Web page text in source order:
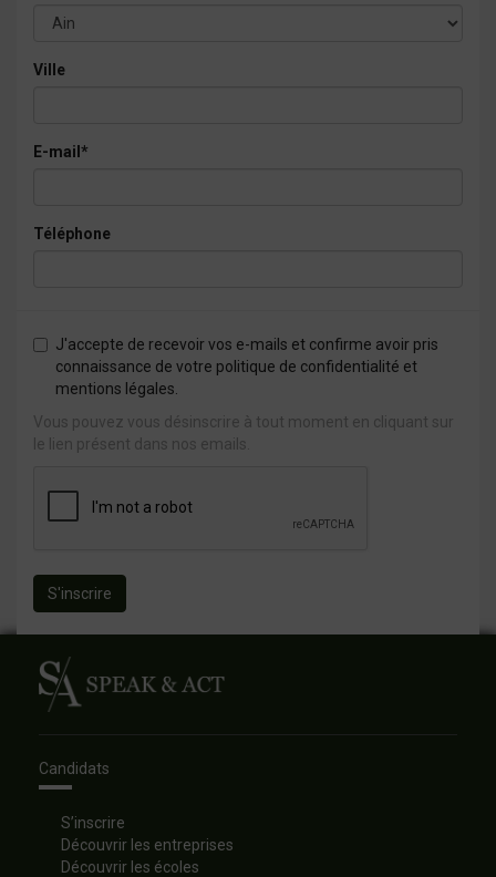
Ville
E-mail*
Téléphone
J'accepte de recevoir vos e-mails et confirme avoir pris
connaissance de votre politique de confidentialité et
mentions légales.
Vous pouvez vous désinscrire à tout moment en cliquant sur
le lien présent dans nos emails.
S'inscrire
Candidats
S’inscrire
Découvrir les entreprises
Découvrir les écoles